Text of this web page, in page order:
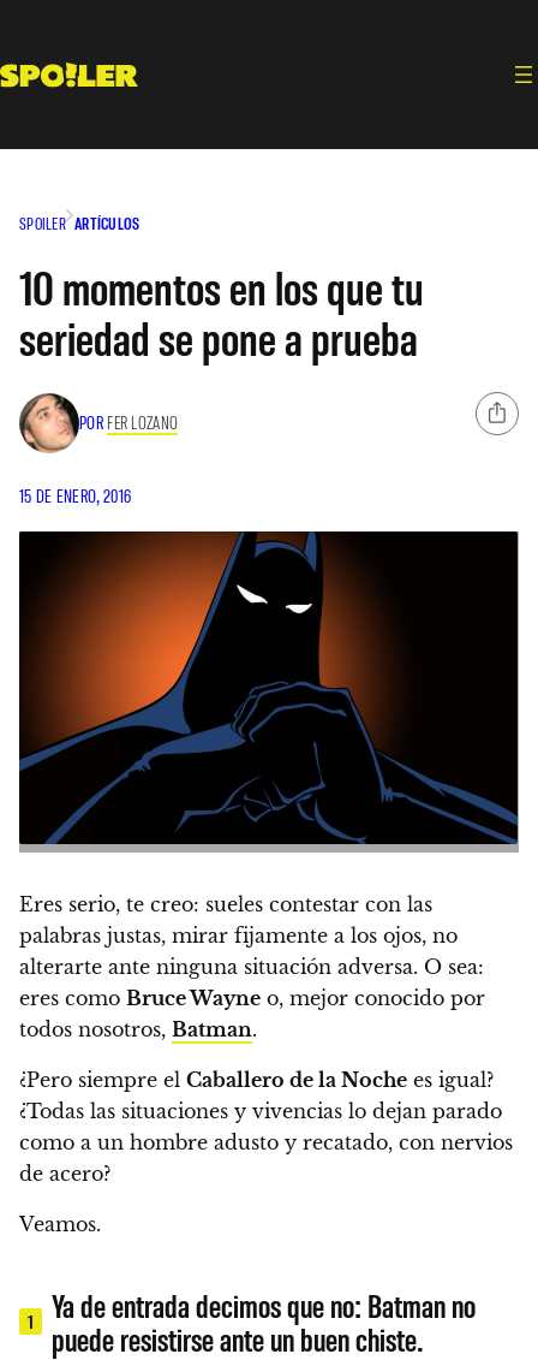
contenido
SPOILER ARTÍCULOS
10 momentos en los que tu
seriedad se pone a prueba
POR FER LOZANO
15 DE ENERO, 2016
Eres serio, te creo: sueles contestar con las
palabras justas, mirar fijamente a los ojos, no
alterarte ante ninguna situación adversa. O sea:
eres como Bruce Wayne o, mejor conocido por
todos nosotros, Batman.
¿Pero siempre el Caballero de la Noche es igual?
¿Todas las situaciones y vivencias lo dejan parado
como a un hombre adusto y recatado, con nervios
de acero?
Veamos.
1
Ya de entrada decimos que no: Batman no
puede resistirse ante un buen chiste.